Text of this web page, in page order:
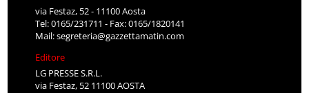
via Festaz, 52 - 11100 Aosta
Tel: 0165/231711 - Fax: 0165/1820141
Mail:segreteria@gazzettamatin.com
Editore
LG PRESSE S.R.L.
via Festaz, 52 11100 AOSTA